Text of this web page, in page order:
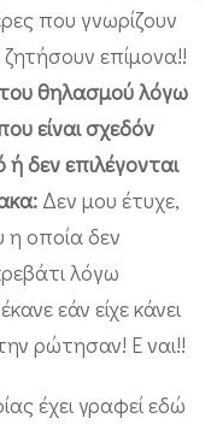
που γνωρίζουν
επίμονα!!
του θηλασμού λόγω
είναι σχεδόν
δεν επιλέγονται
Δεν μου έτυχε,
οποία δεν
λόγω
εάν είχε κάνει
ρώτησαν! Ε ναι!!
έχει γραφεί εδώ